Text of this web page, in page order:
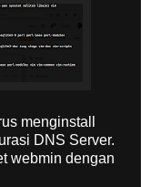
menginstall
DNS Server.
webmin dengan